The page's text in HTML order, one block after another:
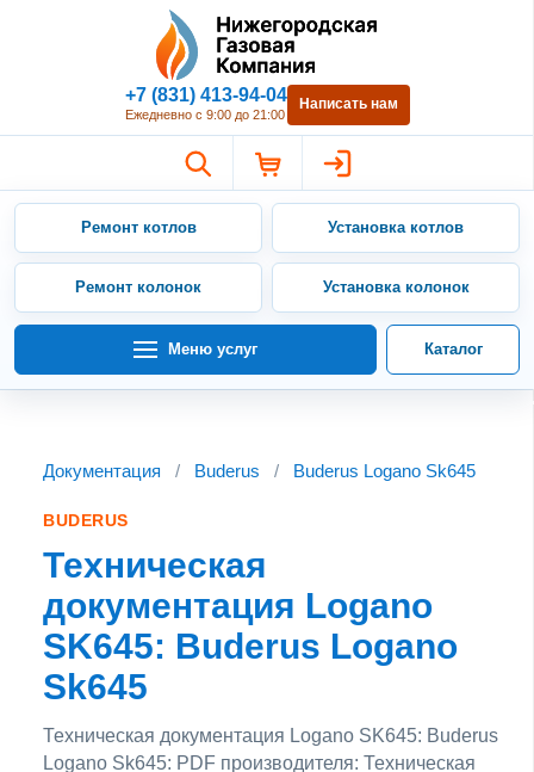
Нижегородская Газовая
+7 (831) 413-94-04
Ежедневно с 9:00 до 21:00
Написать нам
Ремонт котлов Установка котлов
Ремонт колонок Установка колонок
Меню услуг Каталог
Документация / Buderus / Buderus Logano Sk645
BUDERUS
Техническая
документация Logano
SK645: Buderus Logano
Sk645
Техническая документация Logano SK645: Buderus
Logano Sk645: PDF производителя: Техническая